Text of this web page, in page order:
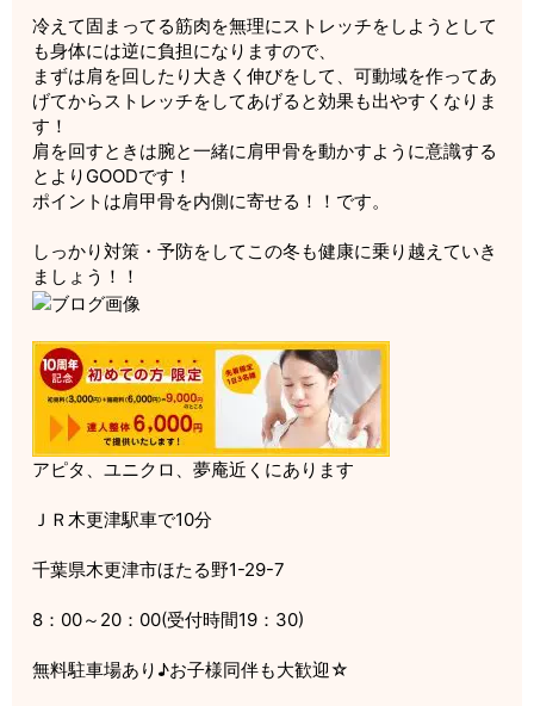
冷えて固まってる筋肉を無理にストレッチをしようとして
も身体には逆に負担になりますので、
まずは肩を回したり大きく伸びをして、可動域を作ってあ
げてからストレッチをしてあげると効果も出やすくなりま
す！
肩を回すときは腕と一緒に肩甲骨を動かすように意識する
とよりGOODです！
ポイントは肩甲骨を内側に寄せる！！です。
しっかり対策・予防をしてこの冬も健康に乗り越えていき
ましょう！！
アピタ、ユニクロ、夢庵近くにあります
ＪＲ木更津駅車で10分
千葉県木更津市ほたる野1-29-7
8：00～20：00(受付時間19：30)
無料駐車場あり♪お子様同伴も大歓迎☆